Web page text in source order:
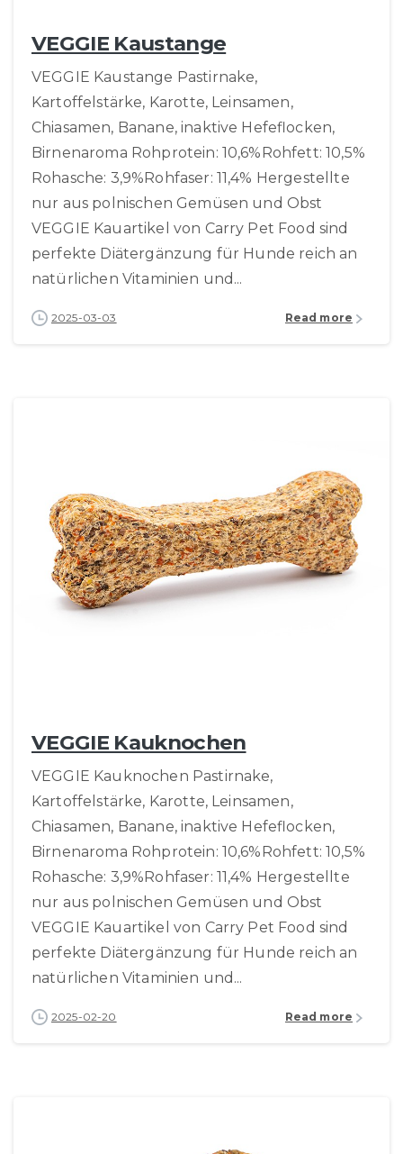
VEGGIE Kaustange
VEGGIE Kaustange Pastirnake,
Kartoffelstärke, Karotte, Leinsamen,
Chiasamen, Banane, inaktive Hefeflocken,
Birnenaroma Rohprotein: 10,6%Rohfett: 10,5%
Rohasche: 3,9%Rohfaser: 11,4% Hergestellte
nur aus polnischen Gemüsen und Obst
VEGGIE Kauartikel von Carry Pet Food sind
perfekte Diätergänzung für Hunde reich an
natürlichen Vitaminien und...
2025-03-03 Read more
VEGGIE Kauknochen
VEGGIE Kauknochen Pastirnake,
Kartoffelstärke, Karotte, Leinsamen,
Chiasamen, Banane, inaktive Hefeflocken,
Birnenaroma Rohprotein: 10,6%Rohfett: 10,5%
Rohasche: 3,9%Rohfaser: 11,4% Hergestellte
nur aus polnischen Gemüsen und Obst
VEGGIE Kauartikel von Carry Pet Food sind
perfekte Diätergänzung für Hunde reich an
natürlichen Vitaminien und...
2025-02-20 Read more